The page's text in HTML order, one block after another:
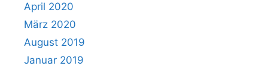
April 2020
März 2020
August 2019
Januar 2019